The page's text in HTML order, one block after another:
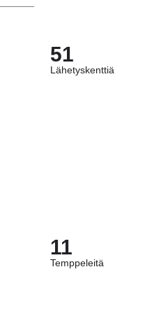
51
Lähetyskenttiä
11
Temppeleitä